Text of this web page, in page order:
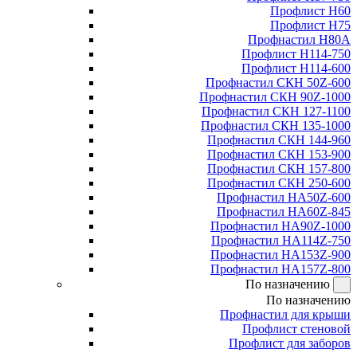
Профлист Н60
Профлист Н75
Профнастил Н80А
Профлист Н114-750
Профлист Н114-600
Профнастил СКН 50Z-600
Профнастил СКН 90Z-1000
Профнастил СКН 127-1100
Профнастил СКН 135-1000
Профнастил СКН 144-960
Профнастил СКН 153-900
Профнастил СКН 157-800
Профнастил СКН 250-600
Профнастил НА50Z-600
Профнастил НА60Z-845
Профнастил НА90Z-1000
Профнастил НА114Z-750
Профнастил НА153Z-900
Профнастил НА157Z-800
По назначению
По назначению
Профнастил для крыши
Профлист стеновой
Профлист для заборов